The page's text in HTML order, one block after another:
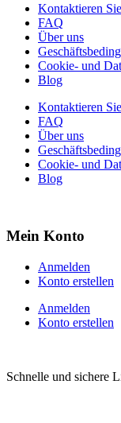
Kontaktieren
FAQ
Über uns
Cookie- und
Blog
Kontaktieren
FAQ
Über uns
Cookie- und
Blog
Mein Konto
Anmelden
Konto erstellen
Anmelden
Konto erstellen
Schnelle und sichere